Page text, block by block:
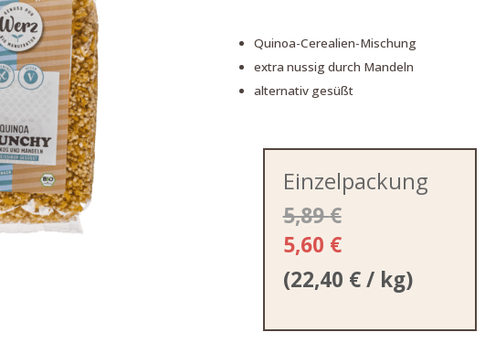
Quinoa-Cerealien-Mischung
extra nussig durch Mandeln
alternativ gesüßt
Einzelpackung
5,89€
5,60 €
(22,40 €/ kg)